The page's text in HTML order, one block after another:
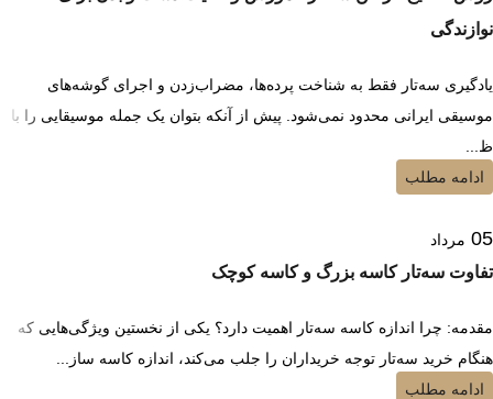
نوازندگی
یادگیری سه‌تار فقط به شناخت پرده‌ها، مضراب‌زدن و اجرای گوشه‌های
موسیقی ایرانی محدود نمی‌شود. پیش از آنکه بتوان یک جمله موسیقایی را با
ظ...
ادامه مطلب
05 مرداد
تفاوت سه‌تار کاسه بزرگ و کاسه کوچک
مقدمه: چرا اندازه کاسه سه‌تار اهمیت دارد؟ یکی از نخستین ویژگی‌هایی که
هنگام خرید سه‌تار توجه خریداران را جلب می‌کند، اندازه کاسه ساز...
ادامه مطلب